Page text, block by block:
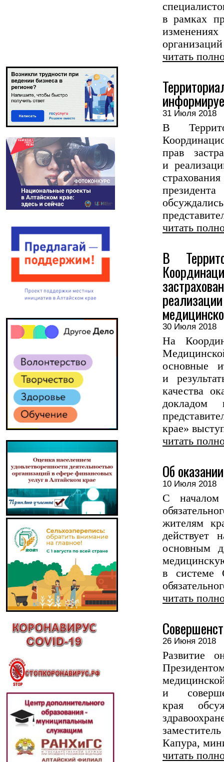
в рамках
читать
31 Июля
В
прав
и
читать
В
30 Июля
На
основные
и
качества
докладом
крае»
читать
Об
10 Июля
С началом
жителям
действует
основным
в системе
читать
26 Июня
Развитие
и
края
Капура,
читать